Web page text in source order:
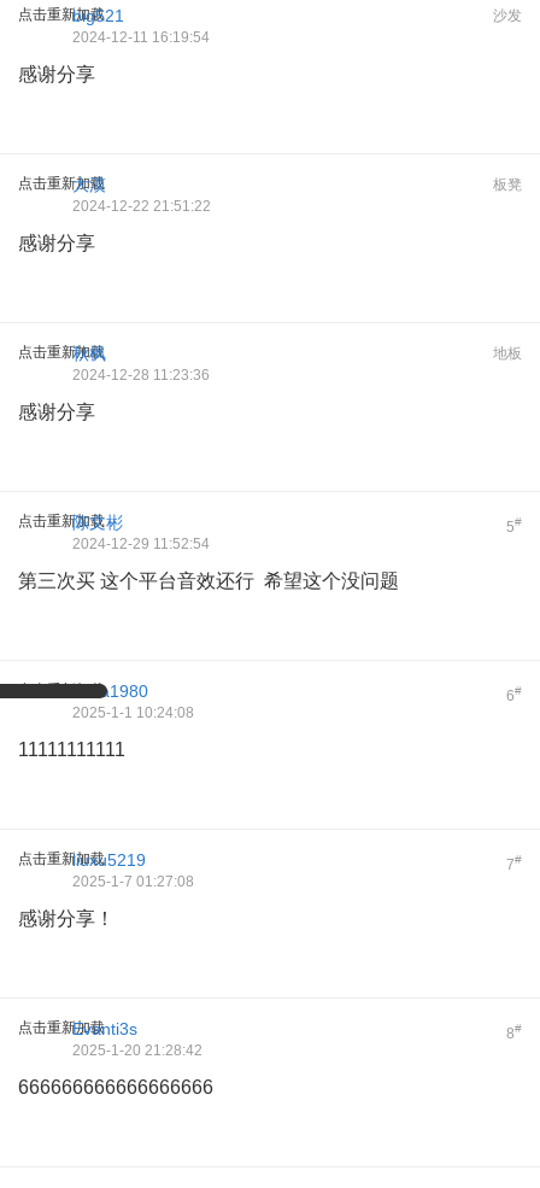
点击重新加载 沙发
big521
2024-12-11 16:19:54
感谢分享
点击重新加载 板凳
大漠
2024-12-22 21:51:22
感谢分享
点击重新加载 地板
秋枫
2024-12-28 11:23:36
感谢分享
点击重新加载 5#
陈文彬
2024-12-29 11:52:54
第三次买 这个平台音效还行 希望这个没问题
点击重新加载 6#
fiona1980
2025-1-1 10:24:08
11111111111
点击重新加载 7#
liuxu5219
2025-1-7 01:27:08
感谢分享！
点击重新加载 8#
Evanti3s
2025-1-20 21:28:42
666666666666666666